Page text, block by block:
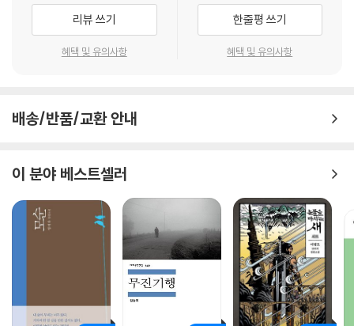
서는 장면과 같은 깊이를, 다른 소설에서 느낀 적이 있나 싶을 정도로 뛰어
났다”라고 평한 바 있을 정도로 한만우의 집에서 벌어지는 모든 장면은 이
소설이 결국 말하고자 하는 바를 애잔하고도 묵직하게 보여준다. 여고생
다언이 한만우 집에서 함께 먹었던 따뜻한 계란프라이의 애틋한 노란빛을
떠올리게 하는 매개이다. 동시에 그 노란빛은 언니 해언이 죽기 직전 입고
있었던 원피스의 색깔이기도 하다. 다시 오지 않을 좋았던 시절을 상징하
는 레몬의 노란빛은 다언으로 하여금 비틀린 자력 구제로서의 복수를 결심
하게 만드는데 여기에 이 소설의 반전이 숨어 있다.
한편, 2016년 계간 『창작과비평』 창간 50주년을 기념해 발표했던 소설
「당신이 알지 못하나이다」를 수정·보완하여 새롭게 선보이는 이 소설은 2
리뷰 쓰기
혜택 및 유의사항
한줄평 쓰기
혜택 및 유의사항
배송/반품/교환 안내
이 분야 베스트셀러